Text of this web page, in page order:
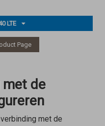
LTE
Page
met de
met de